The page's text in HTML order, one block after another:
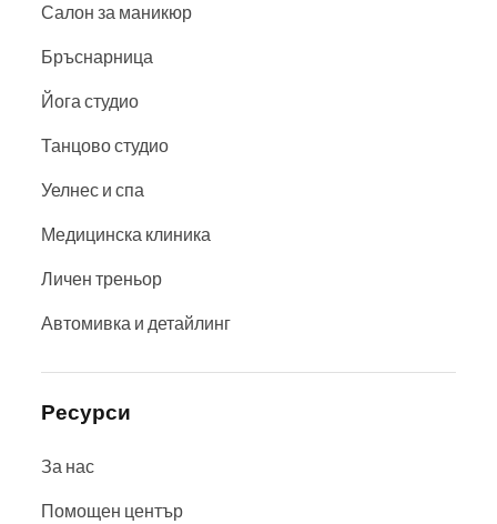
Салон за маникюр
Бръснарница
Йога студио
Танцово студио
Уелнес и спа
Медицинска клиника
Личен треньор
Автомивка и детайлинг
Ресурси
За нас
Помощен център